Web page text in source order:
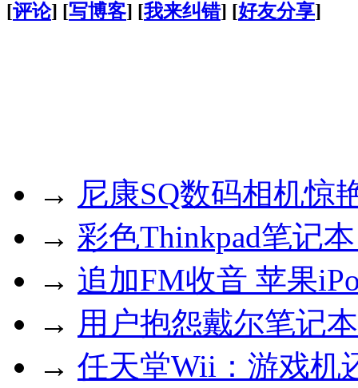
[评论] [写博客] [我来纠错] [好友分享]
→ 尼康SQ数码相机惊
→ 彩色Thinkpad笔记
→ 追加FM收音 苹果
→ 用户抱怨戴尔笔记
→ 任天堂Wii：游戏机